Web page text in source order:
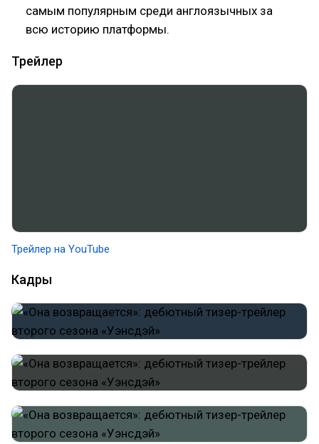
самым популярным среди англоязычных за
всю историю платформы.
Трейлер
Трейлер на YouTube
Кадры